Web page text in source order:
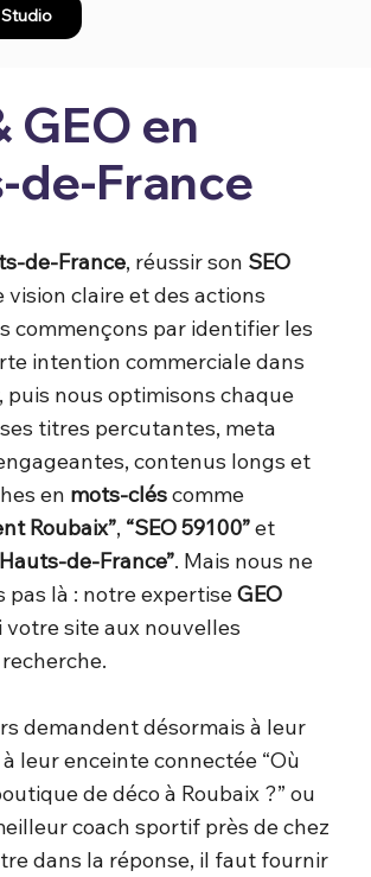
GEO en
de-France
de-France, réussir son SEO
vision claire et des actions
commençons par identifier les
intention commerciale dans
puis nous optimisons chaque
titres percutantes, meta
contenus longs et
en mots-cléscomme
Roubaix”, “SEO 59100”et
de-France”. Mais nous ne
pas là : notre expertiseGEO
votre site aux nouvelles
demandent désormais à leur
leur enceinte connectée “Où
de déco à Roubaix ?” ou
coach sportif près de chez
dans la réponse, il faut fournir